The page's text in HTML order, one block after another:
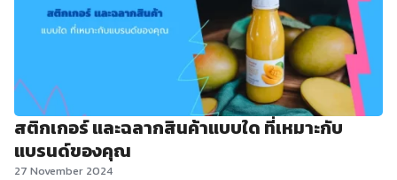
สติกเกอร์ และฉลากสินค้าแบบใด ที่เหมาะกับ
แบรนด์ของคุณ
27 November 2024